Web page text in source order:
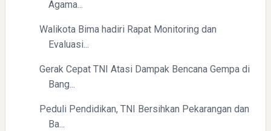
Agama...
Walikota Bima hadiri Rapat Monitoring dan
Evaluasi...
Gerak Cepat TNI Atasi Dampak Bencana Gempa di
Bang...
Peduli Pendidikan, TNI Bersihkan Pekarangan dan
Ba...